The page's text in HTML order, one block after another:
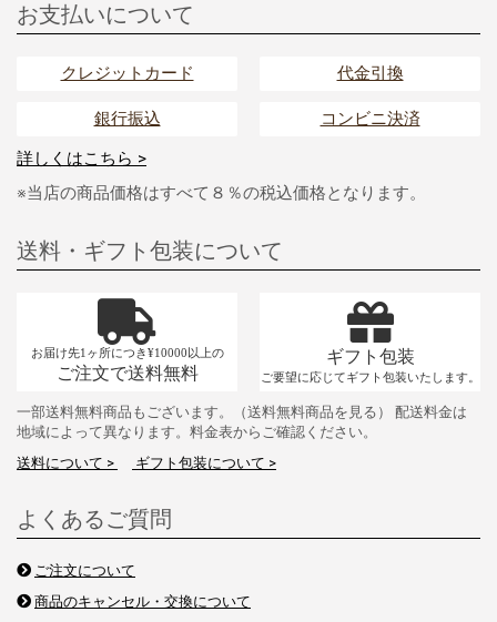
お支払いについて
クレジットカード 代金引換
銀行振込 コンビニ決済
詳しくはこちら >
※当店の商品価格はすべて８％の税込価格となります。
送料・ギフト包装について
お届け先1ヶ所につき¥10000以上の
ご注文で送料無料
ギフト包装
ご要望に応じてギフト包装いたします。
一部送料無料商品もございます。（送料無料商品を見る） 配送料金は
地域によって異なります。料金表からご確認ください。
送料について >
ギフト包装について >
よくあるご質問
ご注文について
商品のキャンセル・交換について